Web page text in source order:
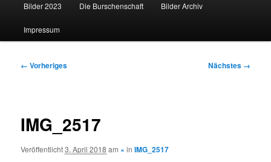
Bilder 2023 Die Burschenschaft Bilder Archiv
Impressum
Bilder-
← Vorheriges Nächstes →
IMG_2517
Veröffentlicht3. April 2018 am ×inIMG_2517